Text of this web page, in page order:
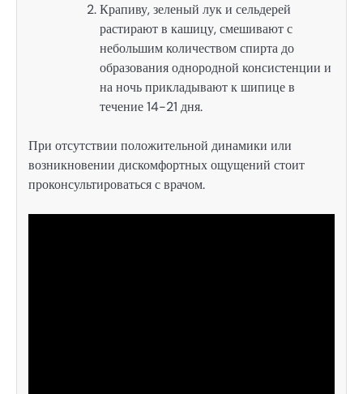
Крапиву, зеленый лук и сельдерей
растирают в кашицу, смешивают с
небольшим количеством спирта до
образования однородной консистенции и
на ночь прикладывают к шипице в
течение 14-21 дня.
При отсутствии положительной динамики или
возникновении дискомфортных ощущений стоит
проконсультироваться с врачом.